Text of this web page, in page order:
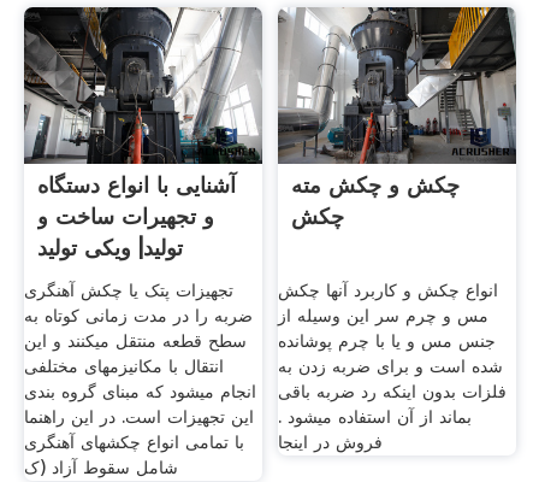
آشنایی با انواع دستگاه
و تجهیرات ساخت و
تولید| ویکی تولید
تجهیزات پتک یا چکش آهنگری
ضربه را در مدت زمانی کوتاه به
سطح قطعه منتقل میکنند و این
انتقال با مکانیزمهای مختلفی
انجام میشود که مبنای گروه بندی
این تجهیزات است. در این راهنما
با تمامی انواع چکشهای آهنگری
شامل سقوط آزاد (ک
چکش و چکش مته
چکش
انواع چکش و کاربرد آنها چکش
مس و چرم سر این وسیله از
جنس مس و یا با چرم پوشانده
شده است و برای ضربه زدن به
فلزات بدون اینکه رد ضربه باقی
بماند از آن استفاده میشود .
فروش در اینجا